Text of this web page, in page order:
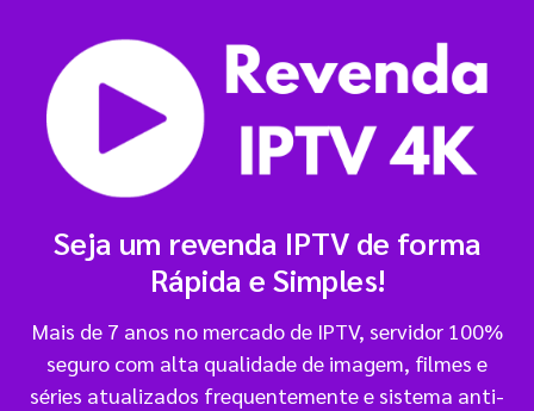
Seja um revenda IPTV de forma
Rápida e Simples!
Mais de 7 anos no mercado de IPTV, servidor 100%
seguro com alta qualidade de imagem, filmes e
séries atualizados frequentemente e sistema anti-